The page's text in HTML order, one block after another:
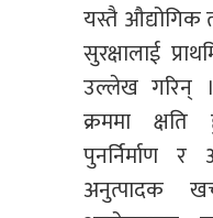
यस्तै औद्योगिक
सुरक्षालाई
उल्लेख गरिन्
क्रममा
पुनर्निर्माण र
अनुत्पादक